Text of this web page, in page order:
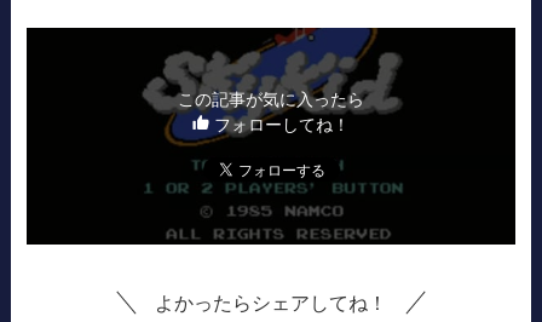
この記事が気に入ったら
フォローしてね！
よかったらシェアしてね！